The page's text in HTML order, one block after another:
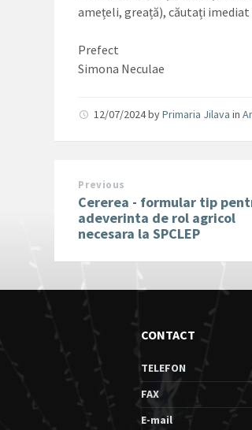
amețeli, greață), căutați
Prefect
Simona Neculae
12/07/2024byPrimaria Jilava in
Previous
Cererea - formular tip
adeverinta de rol agricol
necesara la SPCLEP
CONTACT
TELEFON
FAX
E-mail